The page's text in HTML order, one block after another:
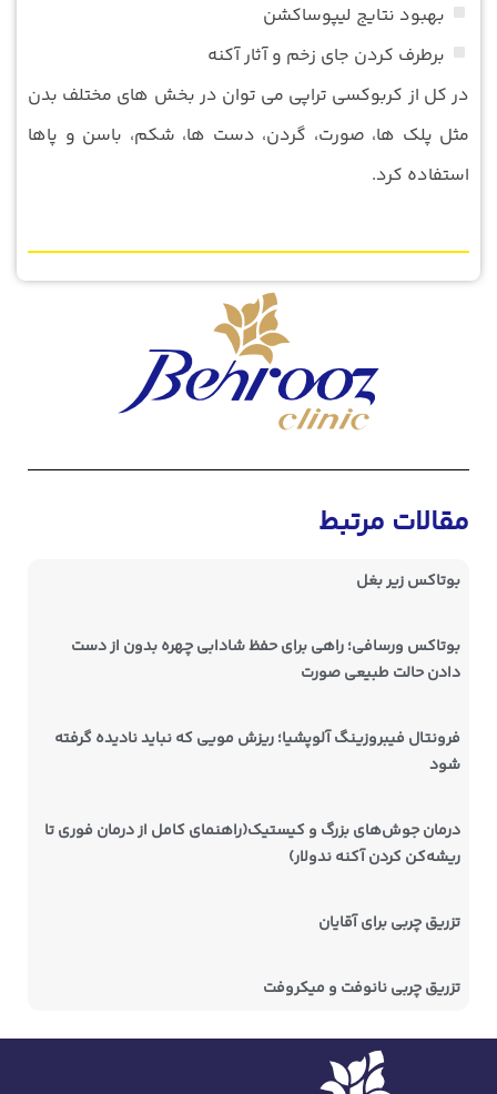
بهبود نتایج لیپوساکشن
برطرف کردن جای زخم و آثار آکنه
در کل از کربوکسی تراپی می توان در بخش های مختلف بدن
مثل پلک ها، صورت، گردن، دست ها، شکم، باسن و پاها
استفاده کرد.
مقالات مرتبط
بوتاکس زیر بغل
بوتاکس ورسافی؛ راهی برای حفظ شادابی چهره بدون از دست
دادن حالت طبیعی صورت
فرونتال فیبروزینگ آلوپشیا؛ ریزش مویی که نباید نادیده گرفته
شود
درمان جوش‌های بزرگ و کیستیک(راهنمای کامل از درمان فوری تا
ریشه‌کن کردن آکنه ندولار)
تزریق چربی برای آقایان
تزریق چربی نانوفت و میکروفت